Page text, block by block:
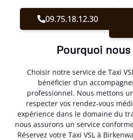
09.75.18.12.30
Pourquoi
Choisir notre service de Taxi
bénéficier d’un
professionnel. Nous mettons
respecter vos rendez-vous
expérience dans le domaine du
nous assurons un service
Réservez votre Taxi VSL à